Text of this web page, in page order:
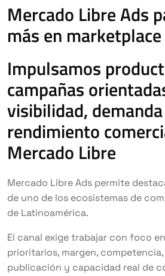
Mercado Libre Ads
más en marketplace
Impulsamos
campañas
visibilidad,
rendimiento
Mercado Libre
Mercado Libre Ads permite
de uno de los ecosistemas de
de Latinoamérica.
El canal exige trabajar con foco
prioritarios, margen,
publicación y capacidad real de